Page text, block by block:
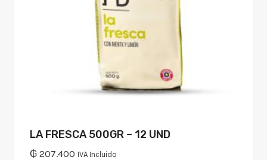
LA FRESCA 500GR – 12 UND
₲207.400 IVA Incluido